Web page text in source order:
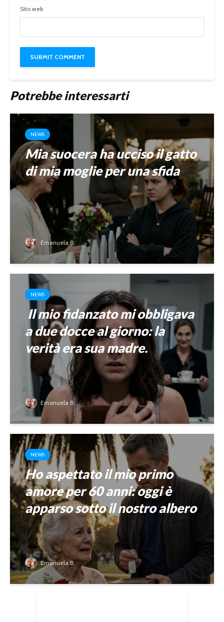
Sito web
Potrebbe interessarti
NEWS
Mia suocera ha ucciso il gatto
di mia moglie per una sfida
Emanuela B.
NEWS
Il mio fidanzato mi obbligava
a due docce al giorno: la
verità era sua madre.
Emanuela B.
NEWS
Ho aspettato il mio primo
amore per 60 anni: oggi è
apparso sotto il nostro albero
Emanuela B.